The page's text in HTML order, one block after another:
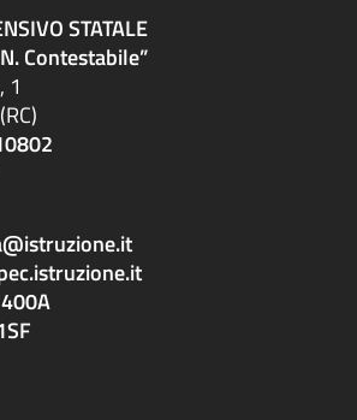
STATALE
Contestabile”
1